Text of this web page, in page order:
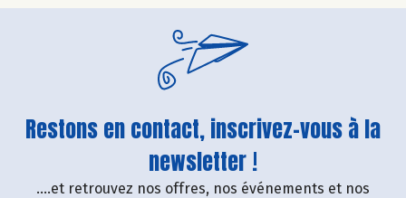
Restons en contact, inscrivez-vous à la
newsletter !
....et retrouvez nos offres, nos événements et nos